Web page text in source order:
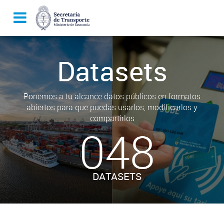
Datasets
Ponemos a tu alcance datos públicos en formatos
abiertos para que puedas usarlos, modificarlos y
compartirlos
048
DATASETS